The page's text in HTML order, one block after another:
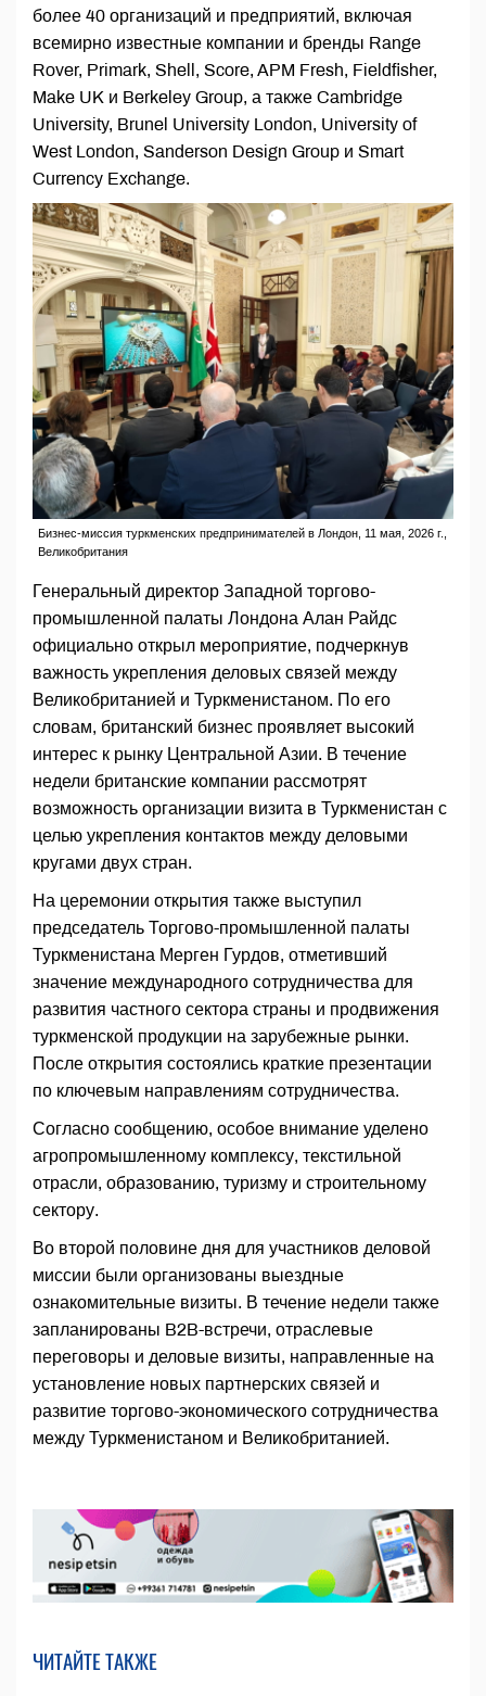
более 40 организаций и предприятий, включая
всемирно известные компании и бренды Range
Rover, Primark, Shell, Score, APM Fresh, Fieldfisher,
Make UK и Berkeley Group, а также Cambridge
University, Brunel University London, University of
West London, Sanderson Design Group и Smart
Currency Exchange.
Бизнес-миссия туркменских предпринимателей в Лондон, 11 мая, 2026 г.,
Великобритания
Генеральный директор Западной торгово-
промышленной палаты Лондона Алан Райдс
официально открыл мероприятие, подчеркнув
важность укрепления деловых связей между
Великобританией и Туркменистаном. По его
словам, британский бизнес проявляет высокий
интерес к рынку Центральной Азии. В течение
недели британские компании рассмотрят
возможность организации визита в Туркменистан с
целью укрепления контактов между деловыми
кругами двух стран.
На церемонии открытия также выступил
председатель Торгово-промышленной палаты
Туркменистана Мерген Гурдов, отметивший
значение международного сотрудничества для
развития частного сектора страны и продвижения
туркменской продукции на зарубежные рынки.
После открытия состоялись краткие презентации
по ключевым направлениям сотрудничества.
Согласно сообщению, особое внимание уделено
агропромышленному комплексу, текстильной
отрасли, образованию, туризму и строительному
сектору.
Во второй половине дня для участников деловой
миссии были организованы выездные
ознакомительные визиты. В течение недели также
запланированы B2B-встречи, отраслевые
переговоры и деловые визиты, направленные на
установление новых партнерских связей и
развитие торгово-экономического сотрудничества
между Туркменистаном и Великобританией.
ЧИТАЙТЕ ТАКЖЕ